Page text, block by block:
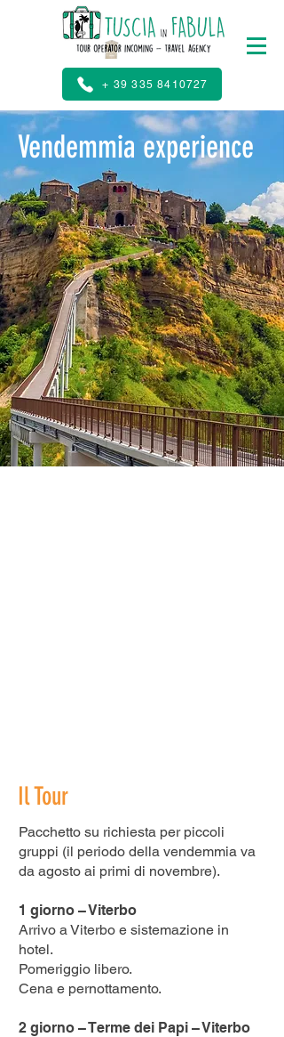
+ 39 335 8410727
Vendemmia experience
Il Tour
Pacchetto su richiesta per piccoli
gruppi (il periodo della vendemmia va
da agosto ai primi di novembre).
1 giorno – Viterbo
Arrivo a Viterbo e sistemazione in
hotel.
Pomeriggio libero.
Cena e pernottamento.
2 giorno – Terme dei Papi – Viterbo